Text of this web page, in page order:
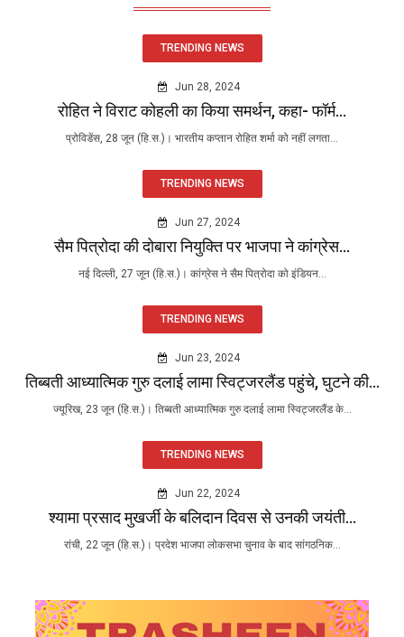
TRENDING NEWS
Jun 28, 2024
रोहित ने विराट कोहली का किया समर्थन, कहा- फॉर्म...
प्रोविडेंस, 28 जून (हि.स.)। भारतीय कप्तान रोहित शर्मा को नहीं लगता...
TRENDING NEWS
Jun 27, 2024
सैम पित्रोदा की दोबारा नियुक्ति पर भाजपा ने कांग्रेस...
नई दिल्ली, 27 जून (हि.स.)। कांग्रेस ने सैम पित्रोदा को इंडियन...
TRENDING NEWS
Jun 23, 2024
तिब्बती आध्यात्मिक गुरु दलाई लामा स्विट्जरलैंड पहुंचे, घुटने की...
ज्यूरिख, 23 जून (हि.स.)। तिब्बती आध्यात्मिक गुरु दलाई लामा स्विट्जरलैंड के...
TRENDING NEWS
Jun 22, 2024
श्यामा प्रसाद मुखर्जी के बलिदान दिवस से उनकी जयंती...
रांची, 22 जून (हि.स.)। प्रदेश भाजपा लोकसभा चुनाव के बाद सांगठनिक...